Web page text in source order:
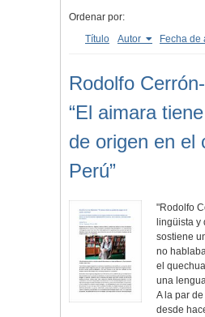
Ordenar por:
Título
Autor Fecha de
Rodolfo
“El aimara
de origen en el
Perú”
"Rodolfo
lingüista y
sostiene
no
el
una
A la par
desde